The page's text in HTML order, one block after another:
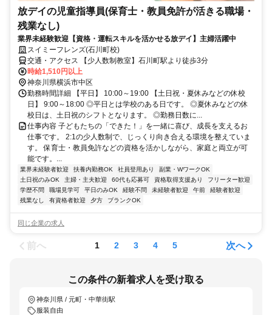
放デイの児童指導員(保育士・教員免許が活きる職場・
残業なし)
業界未経験歓迎【資格・運転スキルを活かせる放デイ】主婦活躍中
スイミーフレンズ(石川町校)
交通・アクセス 【少人数制教室】石川町駅より徒歩3分
時給1,510円以上
神奈川県横浜市中区
勤務時間詳細 【平日】 10:00～19:00 【土日祝・夏休みなどの休校
日】 9:00～18:00 ◎平日とは学校のある日です。 ◎夏休みなどの休
校日は、土日祝のシフトとなります。 ◎勤務日数に...
仕事内容 子どもたちの「できた！」を一緒に喜び、成長を支えるお
仕事です。 2:1の少人数制で、じっくり向き合える環境を整えていま
す。 保育士・教員免許などの資格を活かしながら、家庭と両立が可
能です。...
業界未経験者歓迎 扶養内勤務OK 社員登用あり
副業・WワークOK
土日祝のみOK
主婦・主夫歓迎 60代も応募可 資格取得支援あり
フリーター歓迎
学歴不問
職場見学可 平日のみOK 経験不問 未経験者歓迎 午前
経験者歓迎
残業なし
有資格者歓迎 夕方 ブランクOK
同じ企業の求人
前へ 1 2 3 4 5 次へ
この条件の新着求人を受け取る
神奈川県 / 元町・中華街駅
服装自由